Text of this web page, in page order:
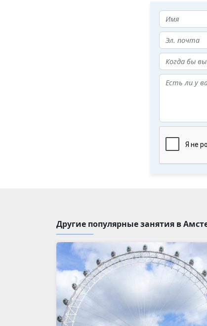
Другие популярные занятия в